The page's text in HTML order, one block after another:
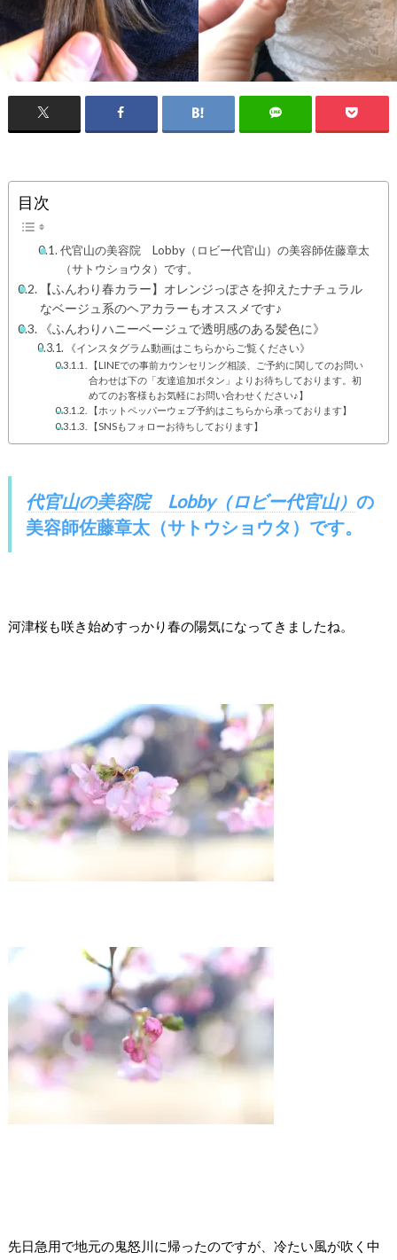
目次
代官山の美容院 Lobby（ロビー代官山）の美容師佐藤章太
（サトウショウタ）です。
【ふんわり春カラー】オレンジっぽさを抑えたナチュラル
なベージュ系のヘアカラーもオススメです♪
《ふんわりハニーベージュで透明感のある髪色に》
《インスタグラム動画はこちらからご覧ください》
【LINEでの事前カウンセリング相談、ご予約に関してのお問い
合わせは下の「友達追加ボタン」よりお待ちしております。初
めてのお客様もお気軽にお問い合わせください♪】
【ホットペッパーウェブ予約はこちらから承っております】
【SNSもフォローお待ちしております】
代官山の美容院 Lobby（ロビー代官山） の
美容師佐藤章太（サトウショウタ） です。
河津桜も咲き始めすっかり春の陽気になってきましたね。
先日急用で地元の鬼怒川に帰ったのですが、冷たい風が吹く中